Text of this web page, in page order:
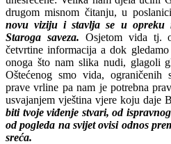
drugom misnom čitanju, u
novu viziju i stavlja se u opreku
Staroga saveza. Osjetom vida tj.
četvrtine informacija a dok
onoga što nam slika nudi, glagoli
Oštećenog smo vida, ograničenih
prave vrline pa nam je potrebna
usvajanjem vještina vjere koju daje
biti tvoje viđenje stvari, od
od pogleda na svijet ovisi odnos
sreća.